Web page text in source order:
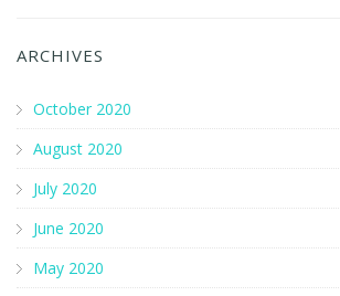
ARCHIVES
October 2020
August 2020
July 2020
June 2020
May 2020